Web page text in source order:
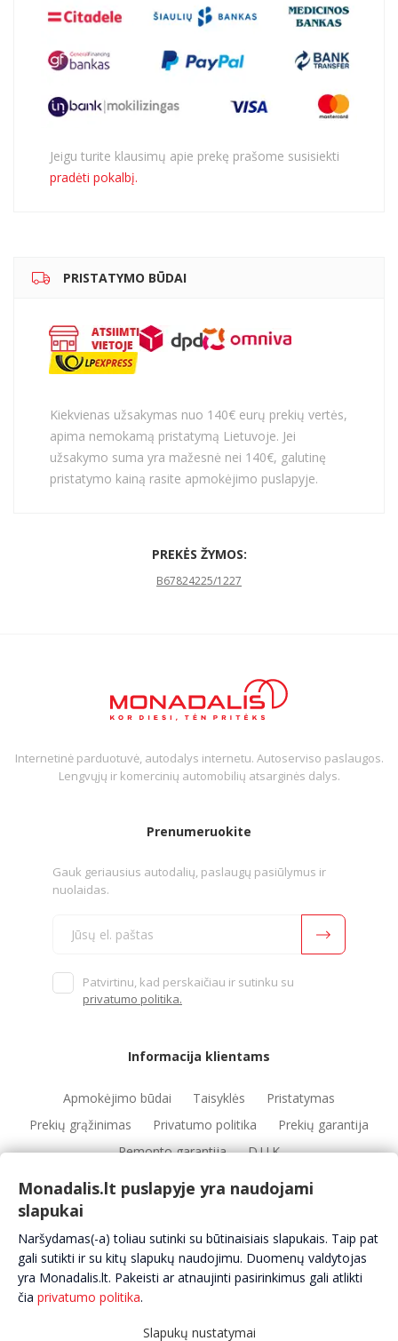
Jeigu turite klausimų apie prekę prašome susisiekti
pradėti pokalbį.
PRISTATYMO BŪDAI
Kiekvienas užsakymas nuo 140€ eurų prekių vertės,
apima nemokamą pristatymą Lietuvoje. Jei
užsakymo suma yra mažesnė nei 140€, galutinę
pristatymo kainą rasite apmokėjimo puslapyje.
PREKĖS ŽYMOS:
B67824225/1227
Internetinė parduotuvė, autodalys internetu. Autoserviso paslaugos.
Lengvųjų ir komercinių automobilių atsarginės dalys.
Prenumeruokite
Gauk geriausius autodalių, paslaugų pasiūlymus ir
nuolaidas.
Patvirtinu, kad perskaičiau ir sutinku su
privatumo politika.
Informacija klientams
Apmokėjimo būdai Taisyklės
Pristatymas
Prekių grąžinimas
Privatumo politika
Prekių garantija
Remonto garantija
D.U.K
Automobilių servisai Automobilių dalys
Apie mus
Kontaktai
Monadalis.lt puslapyje yra naudojami
slapukai
Naršydamas(-a) toliau sutinki su būtinaisiais slapukais. Taip pat
gali sutikti ir su kitų slapukų naudojimu. Duomenų valdytojas
yra Monadalis.lt. Pakeisti ar atnaujinti pasirinkimus gali atlikti
čia privatumo politika.
Slapukų nustatymai